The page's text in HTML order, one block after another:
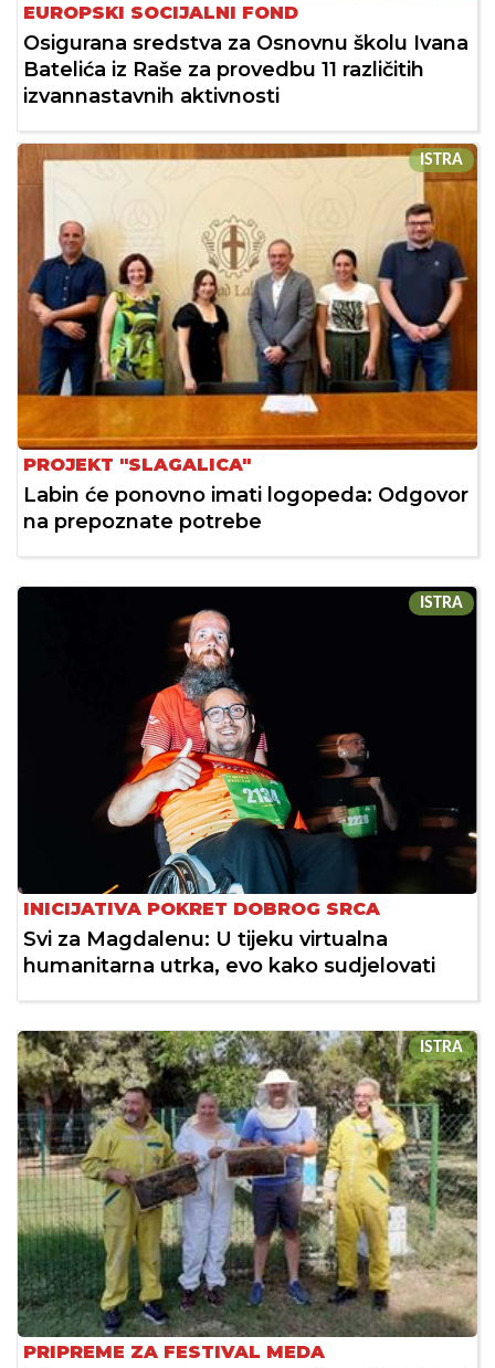
EUROPSKI SOCIJALNI FOND
Osigurana sredstva za Osnovnu školu Ivana
Batelića iz Raše za provedbu 11 različitih
izvannastavnih aktivnosti
ISTRA
PROJEKT "SLAGALICA"
Labin će ponovno imati logopeda: Odgovor
na prepoznate potrebe
ISTRA
INICIJATIVA POKRET DOBROG SRCA
Svi za Magdalenu: U tijeku virtualna
humanitarna utrka, evo kako sudjelovati
ISTRA
PRIPREME ZA FESTIVAL MEDA